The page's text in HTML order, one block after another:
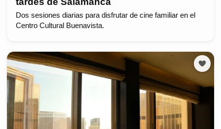
Dos sesiones diarias para disfrutar de cine familiar en el
Centro Cultural Buenavista.